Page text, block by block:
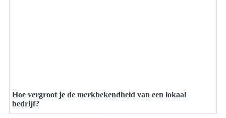
Hoe vergroot je de merkbekendheid van een lokaal
bedrijf?